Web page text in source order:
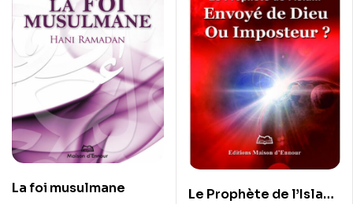
La foi musulmane
Le Prophète de l’Islam :